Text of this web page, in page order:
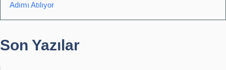
Adımı Atılıyor
Son Yazılar